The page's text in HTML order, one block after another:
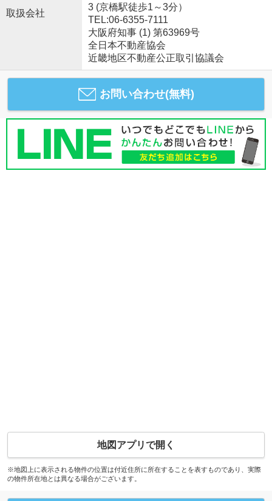
取扱会社
3 (京橋駅徒歩1～3分）
TEL:06-6355-7111
大阪府知事 (1) 第63969号
全日本不動産協会
近畿地区不動産公正取引協議会
お問い合わせ(無料)
地図アプリで開く
※地図上に表示される物件の位置は付近住所に所在することを表すものであり、実際
の物件所在地とは異なる場合がございます。